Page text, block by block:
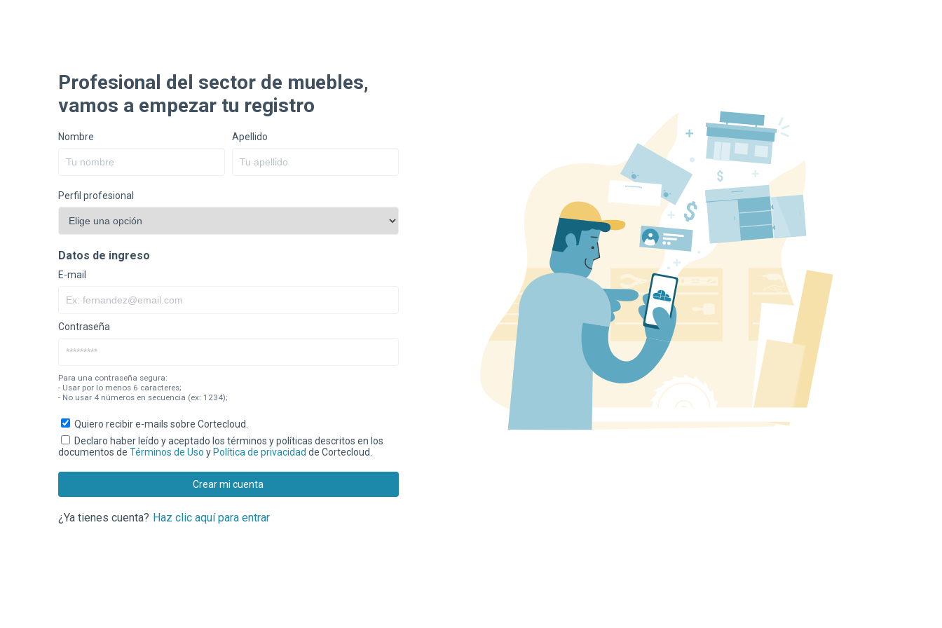
Profesional del sector de muebles,
vamos a empezar tu registro
Nombre Apellido
Perfil profesional
Datos de ingreso
E-mail
Contraseña
Para una contraseña segura:
- Usar por lo menos 6 caracteres;
- No usar 4 números en secuencia (ex: 1234);
Quiero recibir e-mails sobre Cortecloud.
Declaro haber leído y aceptado los términos y políticas descritos en los
documentos deTérminos de Uso y Política de privacidad de Cortecloud.
Crear mi cuenta
¿Ya tienes cuenta? Haz clic aquí para entrar